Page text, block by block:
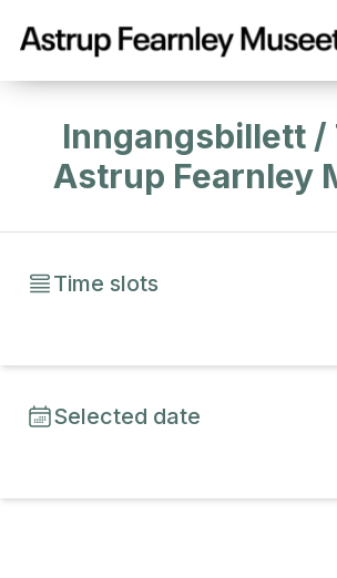
Inngangsbillett /
Astrup Fearnley
Time slots
Selected date